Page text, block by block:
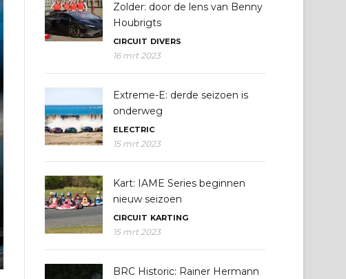
Zolder: door de lens van Benny
Houbrigts
CIRCUIT DIVERS
16 mrt 2023
Extreme-E: derde seizoen is
onderweg
ELECTRIC
15 mrt 2023
Kart: IAME Series beginnen
nieuw seizoen
CIRCUIT KARTING
15 mrt 2023
BRC Historic: Rainer Hermann